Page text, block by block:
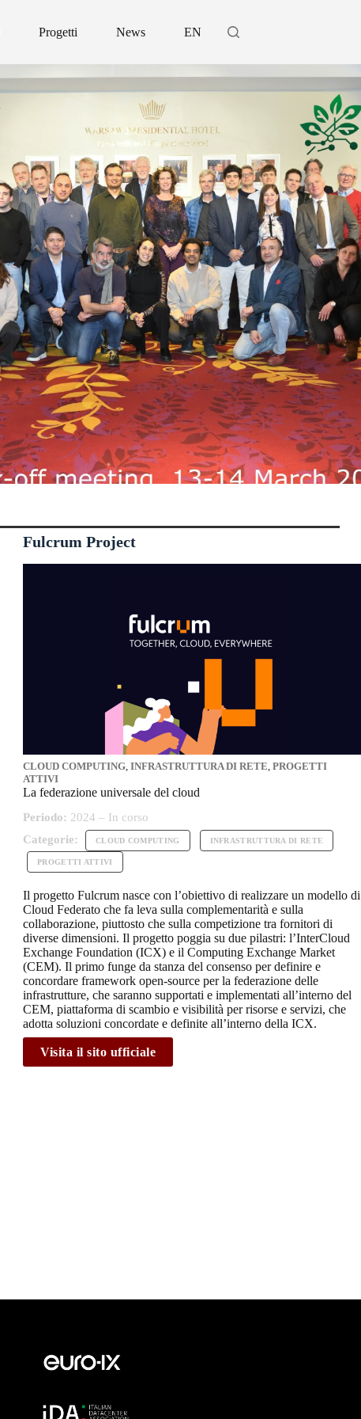
Progetti News EN
Fulcrum Project
CLOUD COMPUTING INFRASTRUTTURA DI RETE PROGETTI
ATTIVI
La federazione universale del cloud
Periodo: 2024 – In corso
Categorie:
CLOUD COMPUTING INFRASTRUTTURA DI RETE
PROGETTI ATTIVI
Il progetto Fulcrum nasce con l’obiettivo di realizzare un modello di
Cloud Federato che fa leva sulla complementarità e sulla
collaborazione, piuttosto che sulla competizione tra fornitori di
diverse dimensioni. Il progetto poggia su due pilastri: l’InterCloud
Exchange Foundation (ICX) e il Computing Exchange Market
(CEM). Il primo funge da stanza del consenso per definire e
concordare framework open-source per la federazione delle
infrastrutture, che saranno supportati e implementati all’interno del
CEM, piattaforma di scambio e visibilità per risorse e servizi, che
adotta soluzioni concordate e definite all’interno della ICX.
Visita il sito ufficiale